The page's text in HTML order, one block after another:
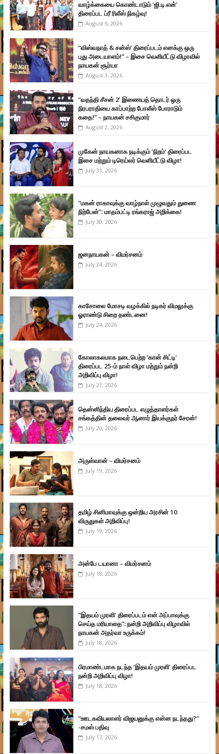
வாழ்க்கையை கொண்டாடும் ‘ஜி.டி.என்’
திரைப்பட ப்ரீ ரிலீஸ் நிகழ்வு!
August 6, 2026
“விஸ்வநாத் & சன்ஸ்’ திரைப்படம் எனக்கு ஒரு
புது அடையாளம்!” – இசை வெளியீட்டு விழாவில்
நாயகன் சூர்யா
August 3, 2026
“வதந்தி சீசன் 2’ இணையத் தொடர் ஒரு
நிரபராதியை காப்பாற்ற போலீஸ் போராடும்
கதை!” – நாயகன் சசிகுமார்
August 2, 2026
முகேன் நாயகனாக நடிக்கும் ‘நிறம்’ திரைப்பட
இசை மற்றும் டிரெய்லர் வெளியீட்டு விழா!
July 31, 2026
“மகன் ராகாவுக்கு வாழ்நாள் முழுவதும் துணை
நிற்பேன்”: மாதம்பட்டி ரங்கராஜ் அறிக்கை!
July 30, 2026
ஜனநாயகன் – விமர்சனம்
July 24, 2026
காசோலை மோசடி வழக்கில் நடிகர் விமலுக்கு
ஓராண்டு சிறை தண்டனை!
July 24, 2026
கோலாகலமாக நடைபெற்ற ‘கான் சிட்டி’
திரைப்பட 25-ம் நாள் விழா மற்றும் நன்றி
அறிவிப்பு விழா!
July 21, 2026
தென்னிந்திய திரைப்பட எழுத்தாளர்கள்
சங்கத்தின் தலைவர் ஆனார் இயக்குநர் சேரன்!
July 20, 2026
அருள்வான் – விமர்சனம்
July 19, 2026
தமிழ் சினிமாவுக்கு ஒன்றிய அரசின் 10
விருதுகள் அறிவிப்பு!
July 19, 2026
அன்பே டயானா – விமர்சனம்
July 18, 2026
”இதயம் முரளி’ திரைப்படம் என் அப்பாவுக்கு
செய்த மரியாதை”: நன்றி அறிவிப்பு விழாவில்
நாயகன் அதர்வா உருக்கம்!
July 18, 2026
பிரமாண்டமாக நடந்த ‘இதயம் முரளி’ திரைப்பட
நன்றி அறிவிப்பு விழா!
July 18, 2026
”ஊடகவியலாளர் விஜயனுக்கு என்ன நடந்தது?”
-சமஸ் பதிவு
July 17, 2026